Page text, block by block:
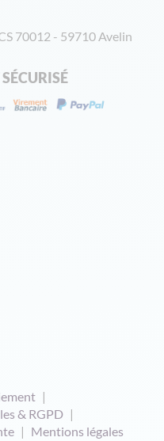
70012 - 59710 Avelin
& RGPD
Mentions légales